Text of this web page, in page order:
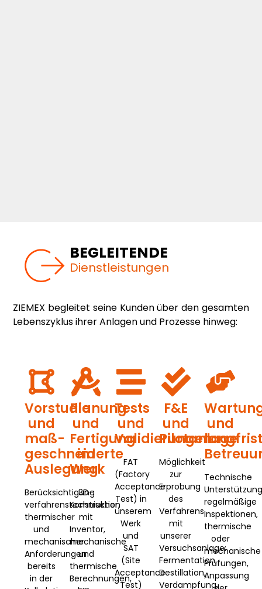
BEGLEITENDE
Dienstleistungen
ZIEMEX begleitet seine Kunden über den gesamten
Lebenszyklus ihrer Anlagen und Prozesse hinweg:
Vorstudie
und
maß­
geschneiderte
Auslegung
Berücksichtigung
verfahrenstechnischer,
thermischer
und
mechanischer
Anforderungen
bereits
in der
Planung
und
Fertigung
im
Werk
3D-
Konstruktion
mit
Inventor,
mechanische
und
thermische
Berechnungen,
Tests
und
Validierungen
FAT
(Factory
Acceptance
Test) in
unserem
Werk
und
SAT
(Site
Acceptance
Test)
F&E
und
Pilotanlage
Möglichkeit
zur
Erprobung
des
Verfahrens
mit
unserer
Versuchsanlage:
Fermentation,
Destillation,
Verdampfung,
und
Technische
regelmäßige
Inspektionen,
thermische
oder
mechanische
Prüfungen,
Anpassung